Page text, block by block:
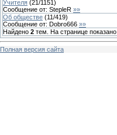
Учителя (21/1151)
Сообщение от: StepleR »»
Об обществе (11/419)
Сообщение от: Dobro666 »»
Найдено 2 тем. На странице показано
Полная версия сайта